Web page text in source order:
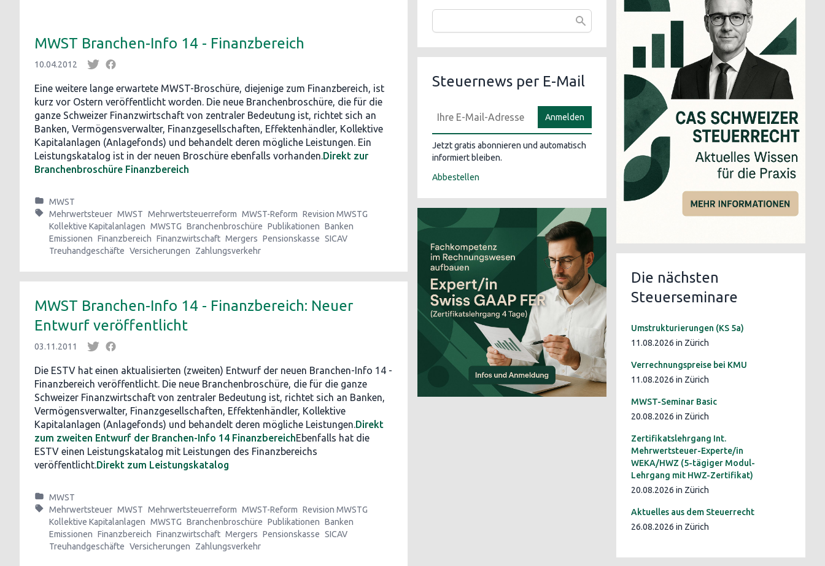
MWST Branchen-Info 14 - Finanzbereich
10.04.2012
Eine weitere lange erwartete MWST-Broschüre, diejenige zum Finanzbereich, ist
kurz vor Ostern veröffentlicht worden. Die neue Branchenbroschüre, die für die
ganze Schweizer Finanzwirtschaft von zentraler Bedeutung ist, richtet sich an
Banken, Vermögensverwalter, Finanzgesellschaften, Effektenhändler, Kollektive
Kapitalanlagen (Anlagefonds) und behandelt deren mögliche Leistungen. Ein
Leistungskatalog ist in der neuen Broschüre ebenfalls vorhanden.Direkt zur
Branchenbroschüre Finanzbereich
MWST
Mehrwertsteuer MWST Mehrwertsteuerreform MWST-Reform Revision MWSTG
Kollektive Kapitalanlagen MWSTG Branchenbroschüre Publikationen Banken
Emissionen Finanzbereich Finanzwirtschaft Mergers Pensionskasse SICAV
Treuhandgeschäfte Versicherungen Zahlungsverkehr
MWST Branchen-Info 14 - Finanzbereich: Neuer
Entwurf veröffentlicht
03.11.2011
Die ESTV hat einen aktualisierten (zweiten) Entwurf der neuen Branchen-Info 14 -
Finanzbereich veröffentlicht. Die neue Branchenbroschüre, die für die ganze
Schweizer Finanzwirtschaft von zentraler Bedeutung ist, richtet sich an Banken,
Vermögensverwalter, Finanzgesellschaften, Effektenhändler, Kollektive
Kapitalanlagen (Anlagefonds) und behandelt deren mögliche Leistungen.Direkt
zum zweiten Entwurf der Branchen-Info 14 FinanzbereichEbenfalls hat die
ESTV einen Leistungskatalog mit Leistungen des Finanzbereichs
veröffentlicht.Direkt zum Leistungskatalog
MWST
Mehrwertsteuer MWST Mehrwertsteuerreform MWST-Reform Revision MWSTG
Kollektive Kapitalanlagen MWSTG Branchenbroschüre Publikationen Banken
Emissionen Finanzbereich Finanzwirtschaft Mergers Pensionskasse SICAV
Treuhandgeschäfte Versicherungen Zahlungsverkehr
Steuernews per E-Mail
Anmelden
Jetzt gratis abonnieren und automatisch
informiert bleiben.
Abbestellen
Die nächsten
Steuerseminare
Umstrukturierungen (KS 5a)
11.08.2026 in Zürich
Verrechnungspreise bei KMU
11.08.2026 in Zürich
MWST-Seminar Basic
20.08.2026 in Zürich
Zertifikatslehrgang Int.
Mehrwertsteuer-Experte/in
WEKA/HWZ (5-tägiger Modul-
Lehrgang mit HWZ-Zertifikat)
20.08.2026 in Zürich
Aktuelles aus dem Steuerrecht
26.08.2026 in Zürich